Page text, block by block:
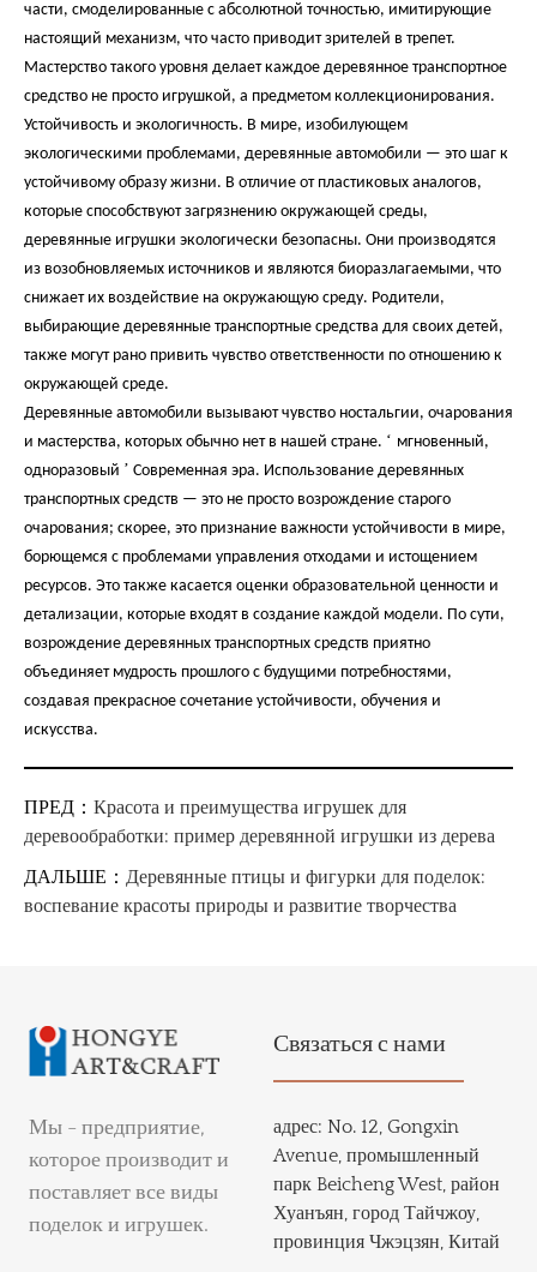
части, смоделированные с абсолютной точностью, имитирующие
настоящий механизм, что часто приводит зрителей в трепет.
Мастерство такого уровня делает каждое деревянное транспортное
средство не просто игрушкой, а предметом коллекционирования.
Устойчивость и экологичность. В мире, изобилующем
экологическими проблемами, деревянные автомобили — это шаг к
устойчивому образу жизни. В отличие от пластиковых аналогов,
которые способствуют загрязнению окружающей среды,
деревянные игрушки экологически безопасны. Они производятся
из возобновляемых источников и являются биоразлагаемыми, что
снижает их воздействие на окружающую среду. Родители,
выбирающие деревянные транспортные средства для своих детей,
также могут рано привить чувство ответственности по отношению к
окружающей среде.
Деревянные автомобили вызывают чувство ностальгии, очарования
и мастерства, которых обычно нет в нашей стране. ‘ мгновенный,
одноразовый ’ Современная эра. Использование деревянных
транспортных средств — это не просто возрождение старого
очарования; скорее, это признание важности устойчивости в мире,
борющемся с проблемами управления отходами и истощением
ресурсов. Это также касается оценки образовательной ценности и
детализации, которые входят в создание каждой модели. По сути,
возрождение деревянных транспортных средств приятно
объединяет мудрость прошлого с будущими потребностями,
создавая прекрасное сочетание устойчивости, обучения и
искусства.
ПРЕД： Красота и преимущества игрушек для
деревообработки: пример деревянной игрушки из дерева
ДАЛЬШЕ： Деревянные птицы и фигурки для поделок:
воспевание красоты природы и развитие творчества
Мы - предприятие,
которое производит и
поставляет все виды
поделок и игрушек.
Связаться с нами
адрес:No. 12, Gongxin
Avenue, промышленный
парк Beicheng West, район
Хуанъян, город Тайчжоу,
провинция Чжэцзян, Китай